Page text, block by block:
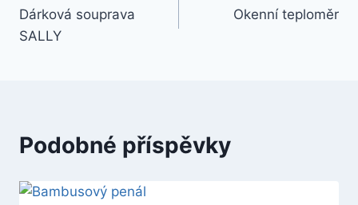
Dárková souprava
SALLY
Okenní teploměr
Podobné příspěvky